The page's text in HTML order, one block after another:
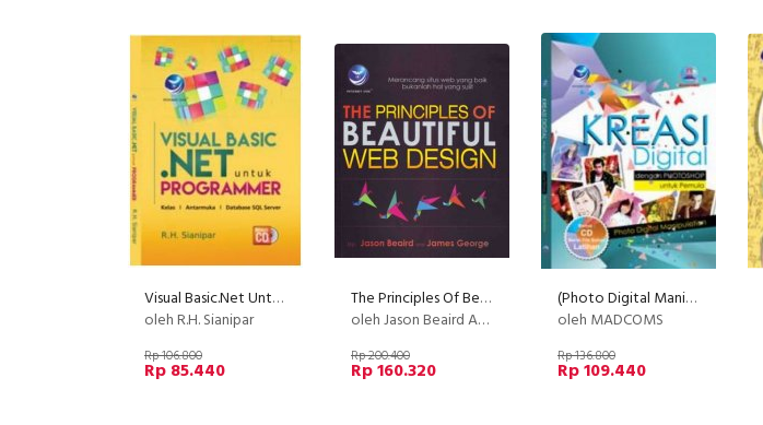
Visual Basic.Net Untuk Programmer+cd
oleh R.H. Sianipar
Rp 106.800
Rp 85.440
The Principles Of Beatiful Web Design: Merancang Situs Web Yang Baik Bukanlah Hal Yang Sulit
oleh Jason Beaird And James George
Rp 200.400
Rp 160.320
(Photo Digital Manipulasi) Kreasi Digital Dengan Photoshop Untuk Pemula+CD
oleh MADCOMS
Rp 136.800
Rp 109.440